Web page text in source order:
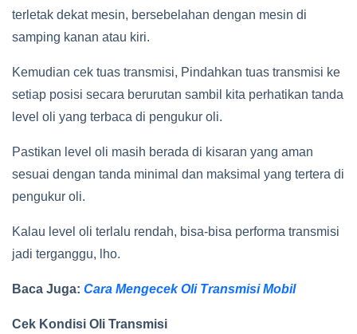
terletak dekat mesin, bersebelahan dengan mesin di
samping kanan atau kiri.
Kemudian cek tuas transmisi, Pindahkan tuas transmisi ke
setiap posisi secara berurutan sambil kita perhatikan tanda
level oli yang terbaca di pengukur oli.
Pastikan level oli masih berada di kisaran yang aman
sesuai dengan tanda minimal dan maksimal yang tertera di
pengukur oli.
Kalau level oli terlalu rendah, bisa-bisa performa transmisi
jadi terganggu, lho.
Baca Juga: Cara Mengecek Oli Transmisi Mobil
Cek Kondisi Oli Transmisi